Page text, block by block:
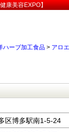
康美容EXPO】
ハーブ加工食品 > アロ
区博多駅南1-5-24